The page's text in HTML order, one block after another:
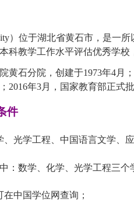
）位于湖北省黄石市，是一
科教学工作水平评估优秀学
黄石分院，创建于1973年4月
2016年3月，国家教育部正式
件
光学工程、中国语言文学、
：数学、化学、光学工程三
在中国学位网查询；